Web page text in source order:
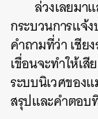
ล่วงเลยมา
กระบวนการแจ้
คำถามที่ว่า เชีย
เขื่อนจะทำให้เ
ระบบนิเวศของ
สรุปและคำตอบ